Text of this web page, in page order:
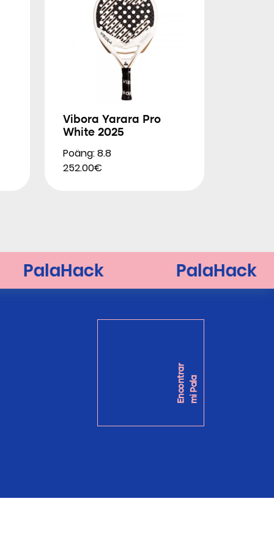
Vibora Yarara Pro
White 2025
Poäng: 8.8
252.00€